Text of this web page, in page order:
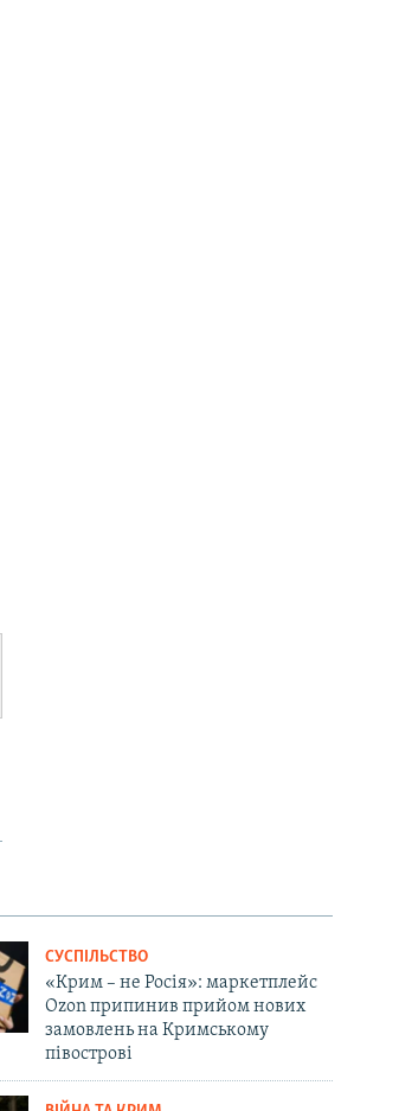
СУСПІЛЬСТВО
«Крим – не Росія»: маркетплейс
Ozon припинив прийом нових
замовлень на Кримському
півострові